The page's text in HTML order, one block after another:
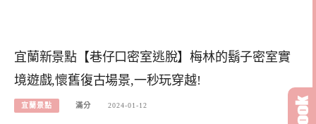
宜蘭新景點【巷仔口密室逃脫】梅林的鬍子密室實
境遊戲,懷舊復古場景,一秒玩穿越!
宜蘭景點 滿分 2024-01-12